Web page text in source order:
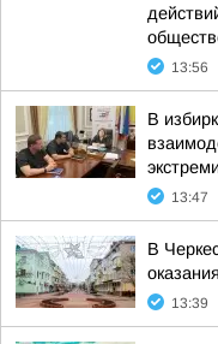
13:56
В
13:47
В
13:39